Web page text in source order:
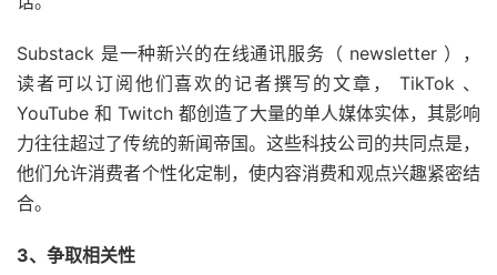
Substack 是一种新兴的在线通讯服务（ newsletter ），
读者可以订阅他们喜欢的记者撰写的文章， TikTok 、
YouTube 和 Twitch 都创造了大量的单人媒体实体，其影响
力往往超过了传统的新闻帝国。这些科技公司的共同点是，
他们允许消费者个性化定制，使内容消费和观点兴趣紧密结
合。
3、争取相关性